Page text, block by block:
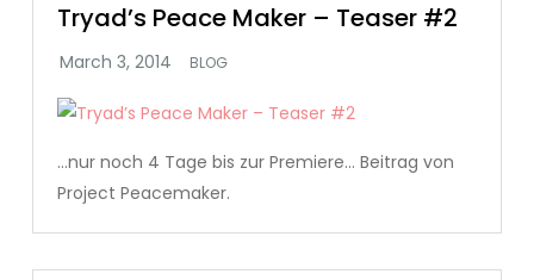
Tryad’s Peace Maker – Teaser #2
BLOG
…nur noch 4 Tage bis zur Premiere… Beitrag von
Project Peacemaker.